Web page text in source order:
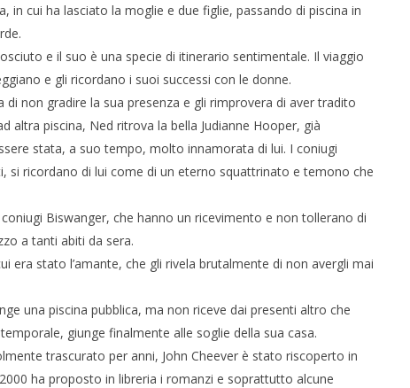
in cui ha lasciato la moglie e due figlie, passando di piscina in
e il suo è una specie di itinerario sentimentale. Il viaggio
e gli ricordano i suoi successi con le donne.
non gradire la sua presenza e gli rimprovera di aver tradito
altra piscina, Ned ritrova la bella Judianne Hooper, già
stata, a suo tempo, molto innamorata di lui. I coniugi
si ricordano di lui come di un eterno squattrinato e temono che
Biswanger, che hanno un ricevimento e non tollerano di
a tanti abiti da sera.
era stato l’amante, che gli rivela brutalmente di non avergli mai
una piscina pubblica, ma non riceve dai presenti altro che
giunge finalmente alle soglie della sua casa.
trascurato per anni, John Cheever è stato riscoperto in
ha proposto in libreria i romanzi e soprattutto alcune